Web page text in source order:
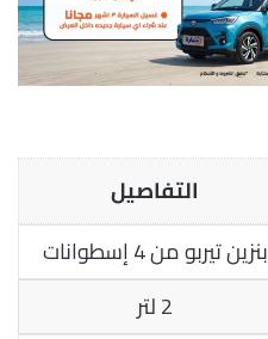
التفاصيل
بنزين تيربو من 4 إسطوانات
2 لتر